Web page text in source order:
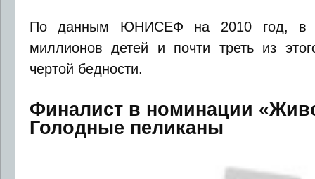
По данным ЮНИСЕФ на 2010 год, в
миллионов детей и почти треть из
чертой бедности.
Финалист в номинации
Голодные пеликаны